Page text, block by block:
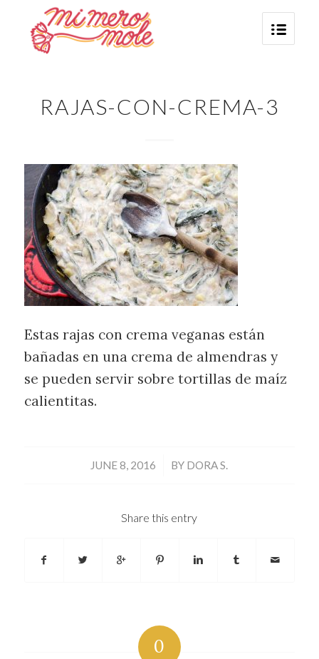
RAJAS-CON-CREMA-3
Estas rajas con crema veganas están
bañadas en una crema de almendras y
se pueden servir sobre tortillas de maíz
calientitas.
JUNE 8, 2016
/ BY DORA S.
Share this entry
0